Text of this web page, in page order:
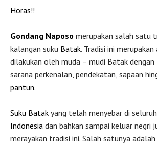
Horas!!
Gondang Naposo merupakan salah satu
kalangan suku Batak. Tradisi ini merupakan
dilakukan oleh muda – mudi Batak dengan
sarana perkenalan, pendekatan, sapaan
pantun.
Suku Batak yang telah menyebar di
Indonesia dan bahkan sampai keluar negri
merayakan tradisi ini. Salah satunya